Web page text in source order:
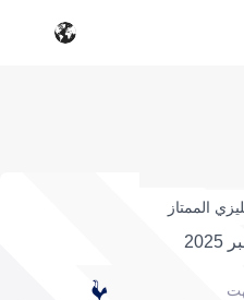
الممتاز